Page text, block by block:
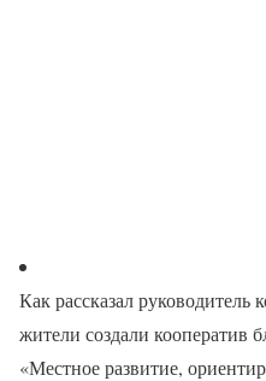
Как рассказал руководитель
жители создали кооператив
«Местное развитие,